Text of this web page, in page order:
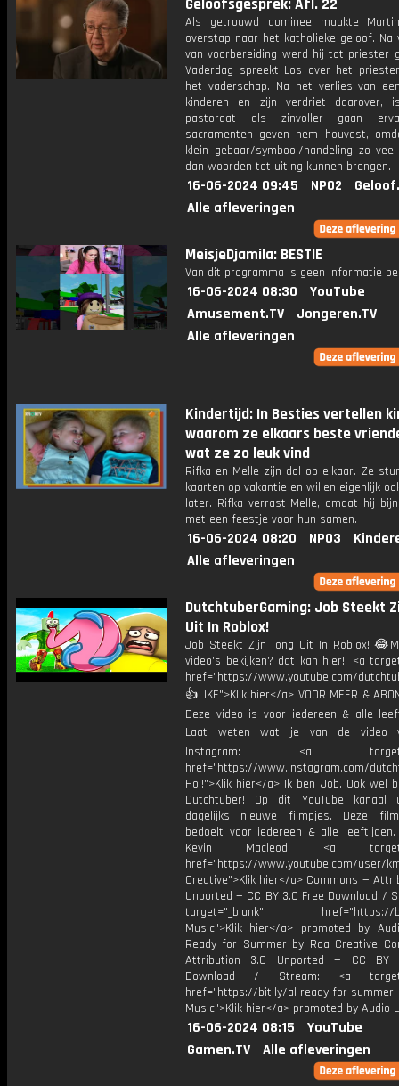
Geloofsgesprek: Afl. 22
Als getrouwd dominee maakte
overstap naar het katholieke geloof. Na
van voorbereiding werd hij tot priester
Vaderdag spreekt Los over het
het vaderschap. Na het verlies van
kinderen en zijn verdriet daarover,
pastoraat als zinvoller gaan
sacramenten geven hem houvast,
klein gebaar/symbool/handeling zo
dan woorden tot uiting kunnen brengen.
16-06-2024 09:45 NPO2
Alle afleveringen
MeisjeDjamila: BESTIE
Van dit programma is geen informatie
16-06-2024 08:30
YouTube
Amusement.TV
Jongeren.TV
Alle afleveringen
Kindertijd: In Besties vertellen
waarom ze elkaars beste
wat ze zo leuk vind
Rifka en Melle zijn dol op elkaar. Ze
kaarten op vakantie en willen eigenlijk
later. Rifka verrast Melle, omdat hij
met een feestje voor hun samen.
16-06-2024 08:20 NPO3
Alle afleveringen
DutchtuberGaming: Job Steekt
Uit In Roblox!
Job Steekt Zijn Tong Uit In Roblox!
video's bekijken? dat kan hier!: <a
href="https://www.youtube.com/
👍LIKE">Klik hier</a> VOOR MEER &
Deze video is voor iedereen & alle
Laat weten wat je van de video
Instagram: <a
href="https://www.instagram.com/
Hoi!">Klik hier</a> Ik ben Job. Ook wel
Dutchtuber! Op dit YouTube kanaal
dagelijks nieuwe filmpjes. Deze
bedoelt voor iedereen & alle
Kevin Macleod: <a
href="https://www.youtube.com/user/
Creative">Klik hier</a> Commons —
Unported — CC BY 3.0 Free Download /
target="_blank" href="https://
Music">Klik hier</a> promoted by
Ready for Summer by Roa Creative
Attribution 3.0 Unported — CC BY
Download / Stream: <a
href="https://bit.ly/al-ready-for-summer
Music">Klik hier</a> promoted by Audio
16-06-2024 08:15
YouTube
Gamen.TV
Alle afleveringen